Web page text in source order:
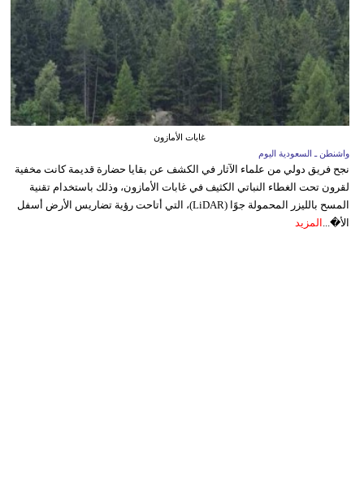
غابات الأمازون
واشنطن ـ السعودية اليوم
نجح فريق دولي من علماء الآثار في الكشف عن بقايا حضارة قديمة كانت مخفية
لقرون تحت الغطاء النباتي الكثيف في غابات الأمازون، وذلك باستخدام تقنية
المسح بالليزر المحمولة جوًا (LiDAR)، التي أتاحت رؤية تضاريس الأرض أسفل
الأ�... المزيد